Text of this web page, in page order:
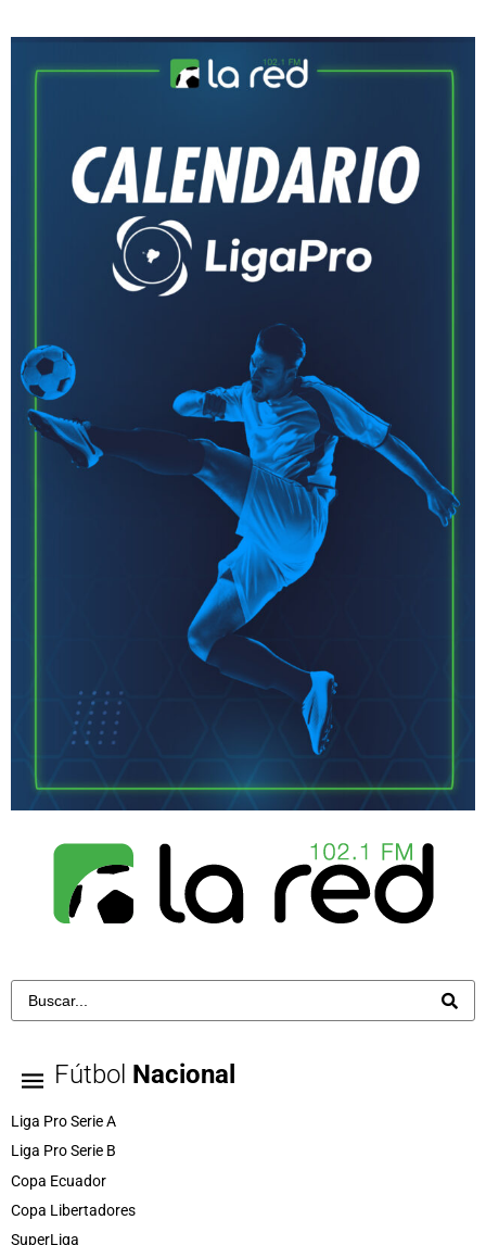
Fútbol Nacional
Liga Pro Serie A
Liga Pro Serie B
Copa Ecuador
Copa Libertadores
SuperLiga